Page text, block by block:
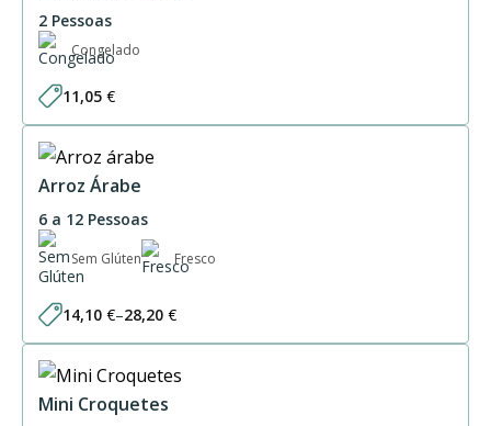
2 Pessoas
Congelado
11,05 €
Arroz Árabe
6 a 12 Pessoas
Sem Glúten Fresco
14,10 €–28,20 €
Price
range:
through
28,20 €
Mini Croquetes